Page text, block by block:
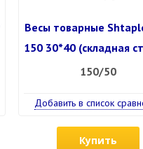
Весы товарные
150 30*40 (складная
150/50
Добавить в список
Купить